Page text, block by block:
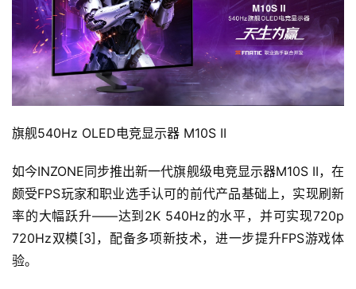
旗舰540Hz OLED电竞显示器 M10S II
如今INZONE同步推出新一代旗舰级电竞显示器M10S II，在
颇受FPS玩家和职业选手认可的前代产品基础上，实现刷新
率的大幅跃升——达到2K 540Hz的水平，并可实现720p
720Hz双模[3]，配备多项新技术，进一步提升FPS游戏体
验。